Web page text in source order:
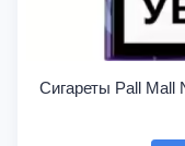
Сигареты Pall Mall